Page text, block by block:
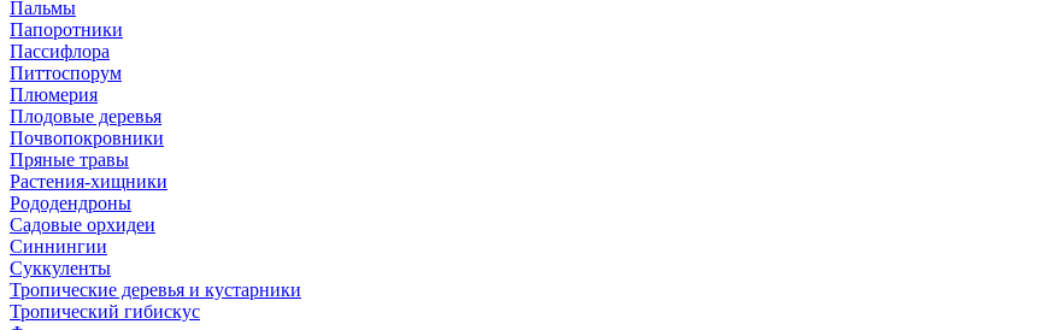
Пальмы
Папоротники
Пассифлора
Питтоспорум
Плюмерия
Плодовые деревья
Почвопокровники
Пряные травы
Растения-хищники
Рододендроны
Садовые орхидеи
Синнингии
Суккуленты
Тропические деревья и кустарники
Тропический гибискус